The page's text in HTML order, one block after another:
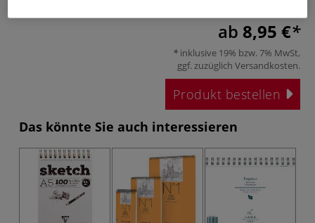
ab 8,95 €
inklusive 19% bzw. 7% MwSt,
ggf. zuzüglich Versandkosten.
Produkt bestellen
Das könnte Sie auch interessieren